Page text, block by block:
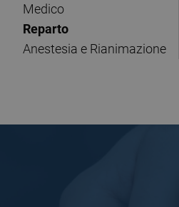
Medico
Reparto
Anestesia e Rianimazione